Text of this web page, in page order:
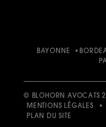
BAYONNE
© BLOHORN AVOCATS
MENTIONS LÉGALES
•
PLAN DU SITE